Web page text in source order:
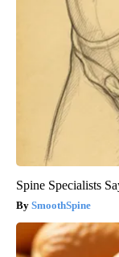
Spine Specialists
SmoothSpine